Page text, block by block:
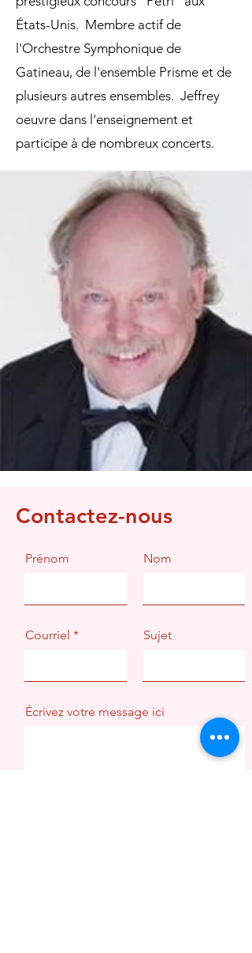
États-Unis. Membre actif de
l'Orchestre Symphonique de
Gatineau, de l'ensemble Prisme et de
plusieurs autres ensembles. Jeffrey
oeuvre dans l'enseignement et
participe à de nombreux concerts.
Contactez-nous
Prénom Nom
Courriel Sujet
Écrivez votre message ici